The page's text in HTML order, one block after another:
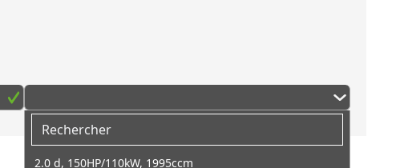
2.0 d, 150HP/110kW, 1995ccm